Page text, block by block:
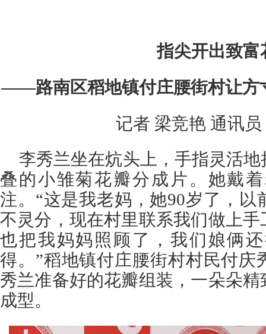
指尖开出致富
——路南区稻地镇付庄腰街村让方
记者 梁竞艳 通讯
李秀兰坐在炕头上，手指灵活
叠的小雏菊花瓣分成片。她戴
注。“这是我老妈，她90岁了，以
不灵分，现在村里联系我们做上
也把我妈妈照顾了，我们娘俩
得。”稻地镇付庄腰街村村民付庆
秀兰准备好的花瓣组装，一朵朵
成型。